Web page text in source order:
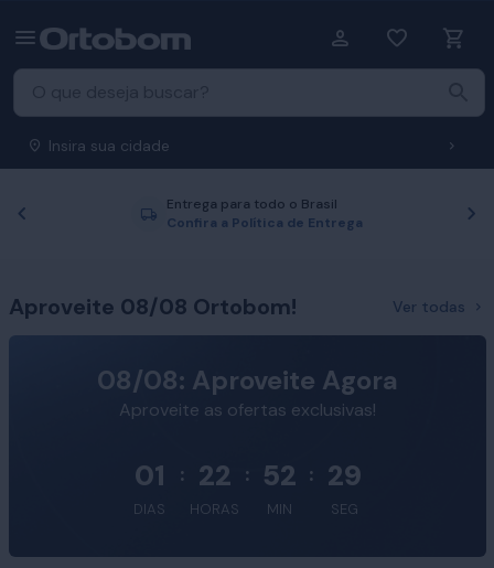
Insira sua cidade
Entrega para todo o Brasil
Confira a Política de Entrega
Anterior
Aproveite 08/08 Ortobom! Ver todas
08/08: Aproveite Agora
Aproveite as ofertas exclusivas!
01
DIAS
: 22
HORAS
: 52
MIN
: 28
SEG